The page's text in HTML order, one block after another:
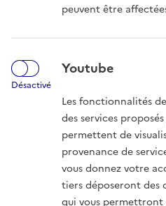
peuvent être
Youtube
Désactivé
Les fonctionnalités
des services
permettent de
provenance de
vous donnez votre
tiers déposeront des
qui vous permettront
GOUVERNEMENT
LIBERTÉ, ÉGALITÉ,
Le PNGMDR est un document
durable des matières et
mis à jour par le
succédées à ce jour.